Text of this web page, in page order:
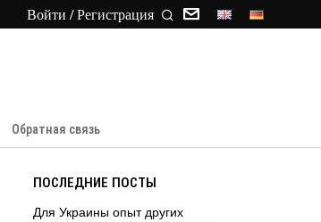
Войти / Регистрация
Обратная связь
ПОСЛЕДНИЕ ПОСТЫ
Для Украины опыт других